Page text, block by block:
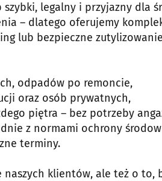
legalny i przyjazny dla
– dlatego oferujemy
lub bezpieczne
odpadów po remoncie,
oraz osób prywatnych,
piętra – bez potrzeby
z normami ochrony
terminy.
klientów, ale też o to,